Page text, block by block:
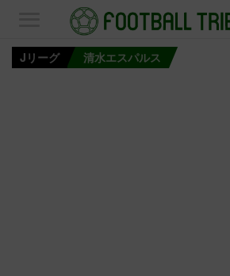
Jリーグ 清水エスパルス